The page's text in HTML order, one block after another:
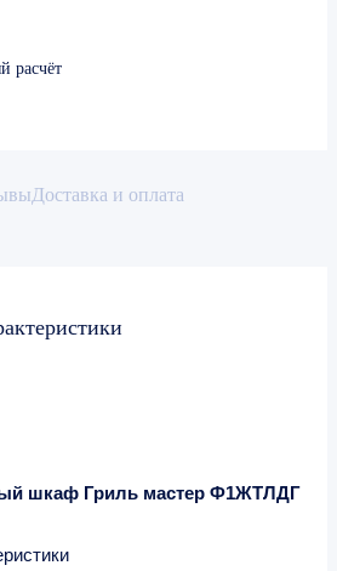
расчёт
Доставка и оплата
шкаф Гриль мастер Ф1ЖТЛДГ